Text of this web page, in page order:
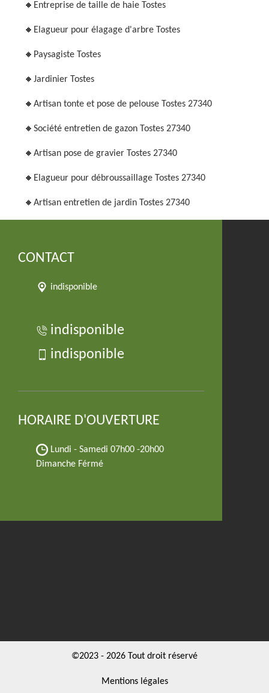
Entreprise de taille de haie Tostes
Elagueur pour élagage d'arbre Tostes
Paysagiste Tostes
Jardinier Tostes
Artisan tonte et pose de pelouse Tostes 27340
Société entretien de gazon Tostes 27340
Artisan pose de gravier Tostes 27340
Elagueur pour débroussaillage Tostes 27340
Artisan entretien de jardin Tostes 27340
CONTACT
indisponible
indisponible
indisponible
HORAIRE D'OUVERTURE
Lundi - Samedi 07h00 -20h00
Dimanche Férmé
©2023 - 2026 Tout droit réservé
Mentions légales